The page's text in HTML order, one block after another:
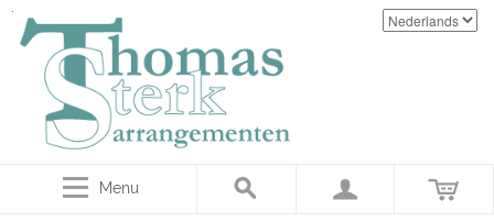
Menu